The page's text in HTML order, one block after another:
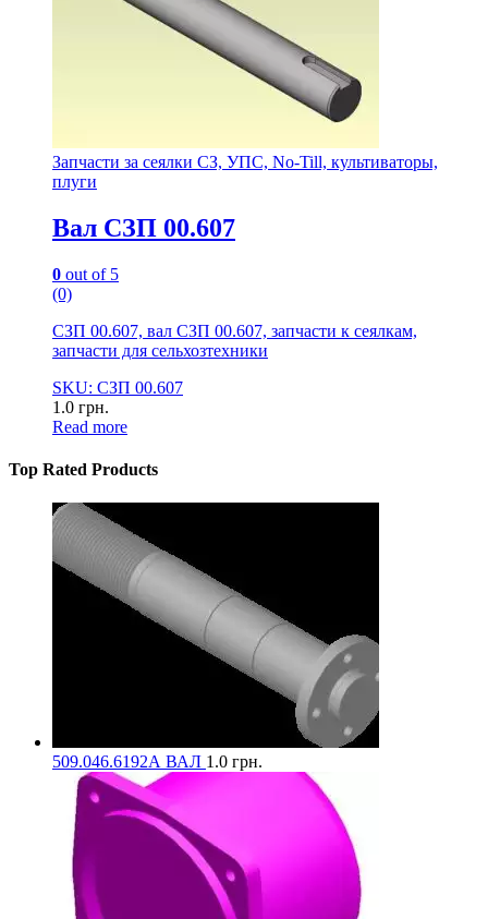
Запчасти за сеялки СЗ, УПС, No-Till, культиваторы,
плуги
Вал СЗП 00.607
0 out of 5
(0)
СЗП 00.607, вал СЗП 00.607, запчасти к сеялкам,
запчасти для сельхозтехники
SKU: СЗП 00.607
1.0 грн.
Read more
Top Rated Products
509.046.6192А ВАЛ 1.0 грн.